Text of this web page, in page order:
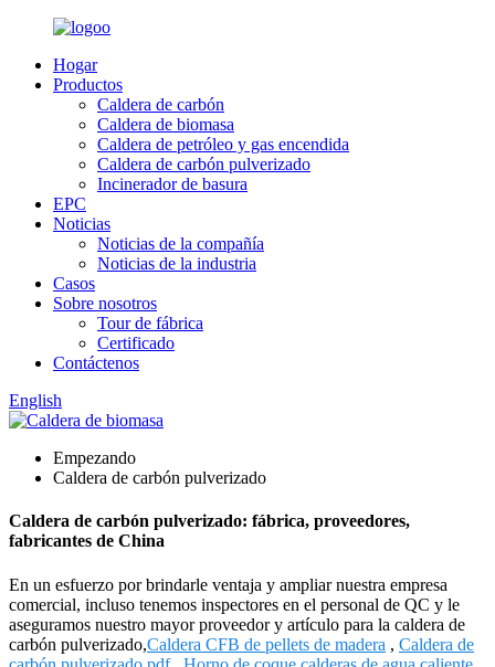
Hogar
Productos
Caldera de carbón
Caldera de biomasa
Caldera de petróleo y gas encendida
Caldera de carbón pulverizado
Incinerador de basura
EPC
Noticias
Noticias de la compañía
Noticias de la industria
Casos
Sobre nosotros
Tour de fábrica
Certificado
Contáctenos
English
Empezando
Caldera de carbón pulverizado
Caldera de carbón pulverizado: fábrica, proveedores,
fabricantes de China
En un esfuerzo por brindarle ventaja y ampliar nuestra empresa
comercial, incluso tenemos inspectores en el personal de QC y le
aseguramos nuestro mayor proveedor y artículo para la caldera de
carbón pulverizado,Caldera CFB de pellets de madera , Caldera de